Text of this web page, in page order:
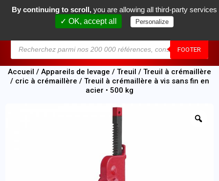
FOOTER
0
Accueil / Appareils de levage / Treuil / Treuil à crémaillère
/ cric à crémaillère / Treuil à crémaillère à vis sans fin en
acier • 500 kg
By continuing to scroll, you are allowing all third-party services
✓ OK, accept all
Personalize